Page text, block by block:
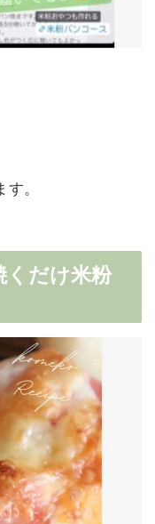
。
くだけ米粉